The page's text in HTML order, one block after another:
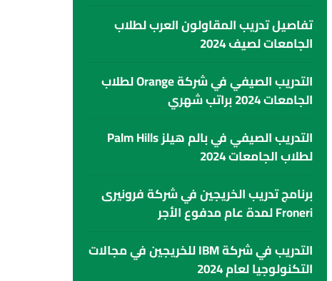
تفاصيل تدريب المقاولون العرب لطلاب
الجامعات لصيف 2024
التدريب الصيفي في شركة Orange لطلاب
الجامعات 2024 براتب شهري
التدريب الصيفي في بالم هيلز Palm Hills
لطلاب الجامعات 2024
برنامج تدريب الخريجين في شركة فرونيرى
Froneri لمدة عام مدفوع الأجر
التدريب في شركة IBM للخريجين في مجالات
التكنولوجيا لعام 2024